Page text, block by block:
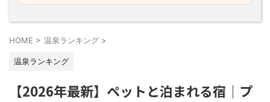
HOME > 温泉ランキング >
温泉ランキング
【2026年最新】ペットと泊まれる宿｜プ